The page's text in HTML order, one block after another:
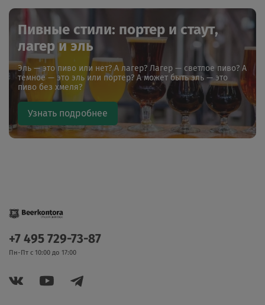
Пивные стили: портер и стаут,
лагер и эль
Эль — это пиво или нет? А лагер? Лагер — светлое пиво? А
темное — это эль или портер? А может быть эль — это
пиво без хмеля?
Узнать подробнее
+7 495 729-73-87
Пн-Пт с 10:00 до 17:00